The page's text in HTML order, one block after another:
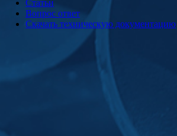
Статьи
Вопрос ответ
Скачать техническую документацию